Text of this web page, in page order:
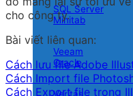
SQL Server
Minitab
Veeam
Oracle
cho công ty.
Bài viết liên quan:
Cách lưu file Adobe
Cách Import file
Cách Export file trong